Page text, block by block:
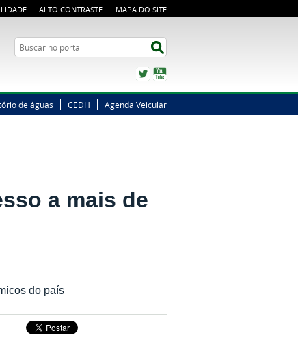
ALTO CONTRASTE MAPA DO SITE
Busca
Twitter
de águas CEDH Agenda Veicular
a mais de
do país